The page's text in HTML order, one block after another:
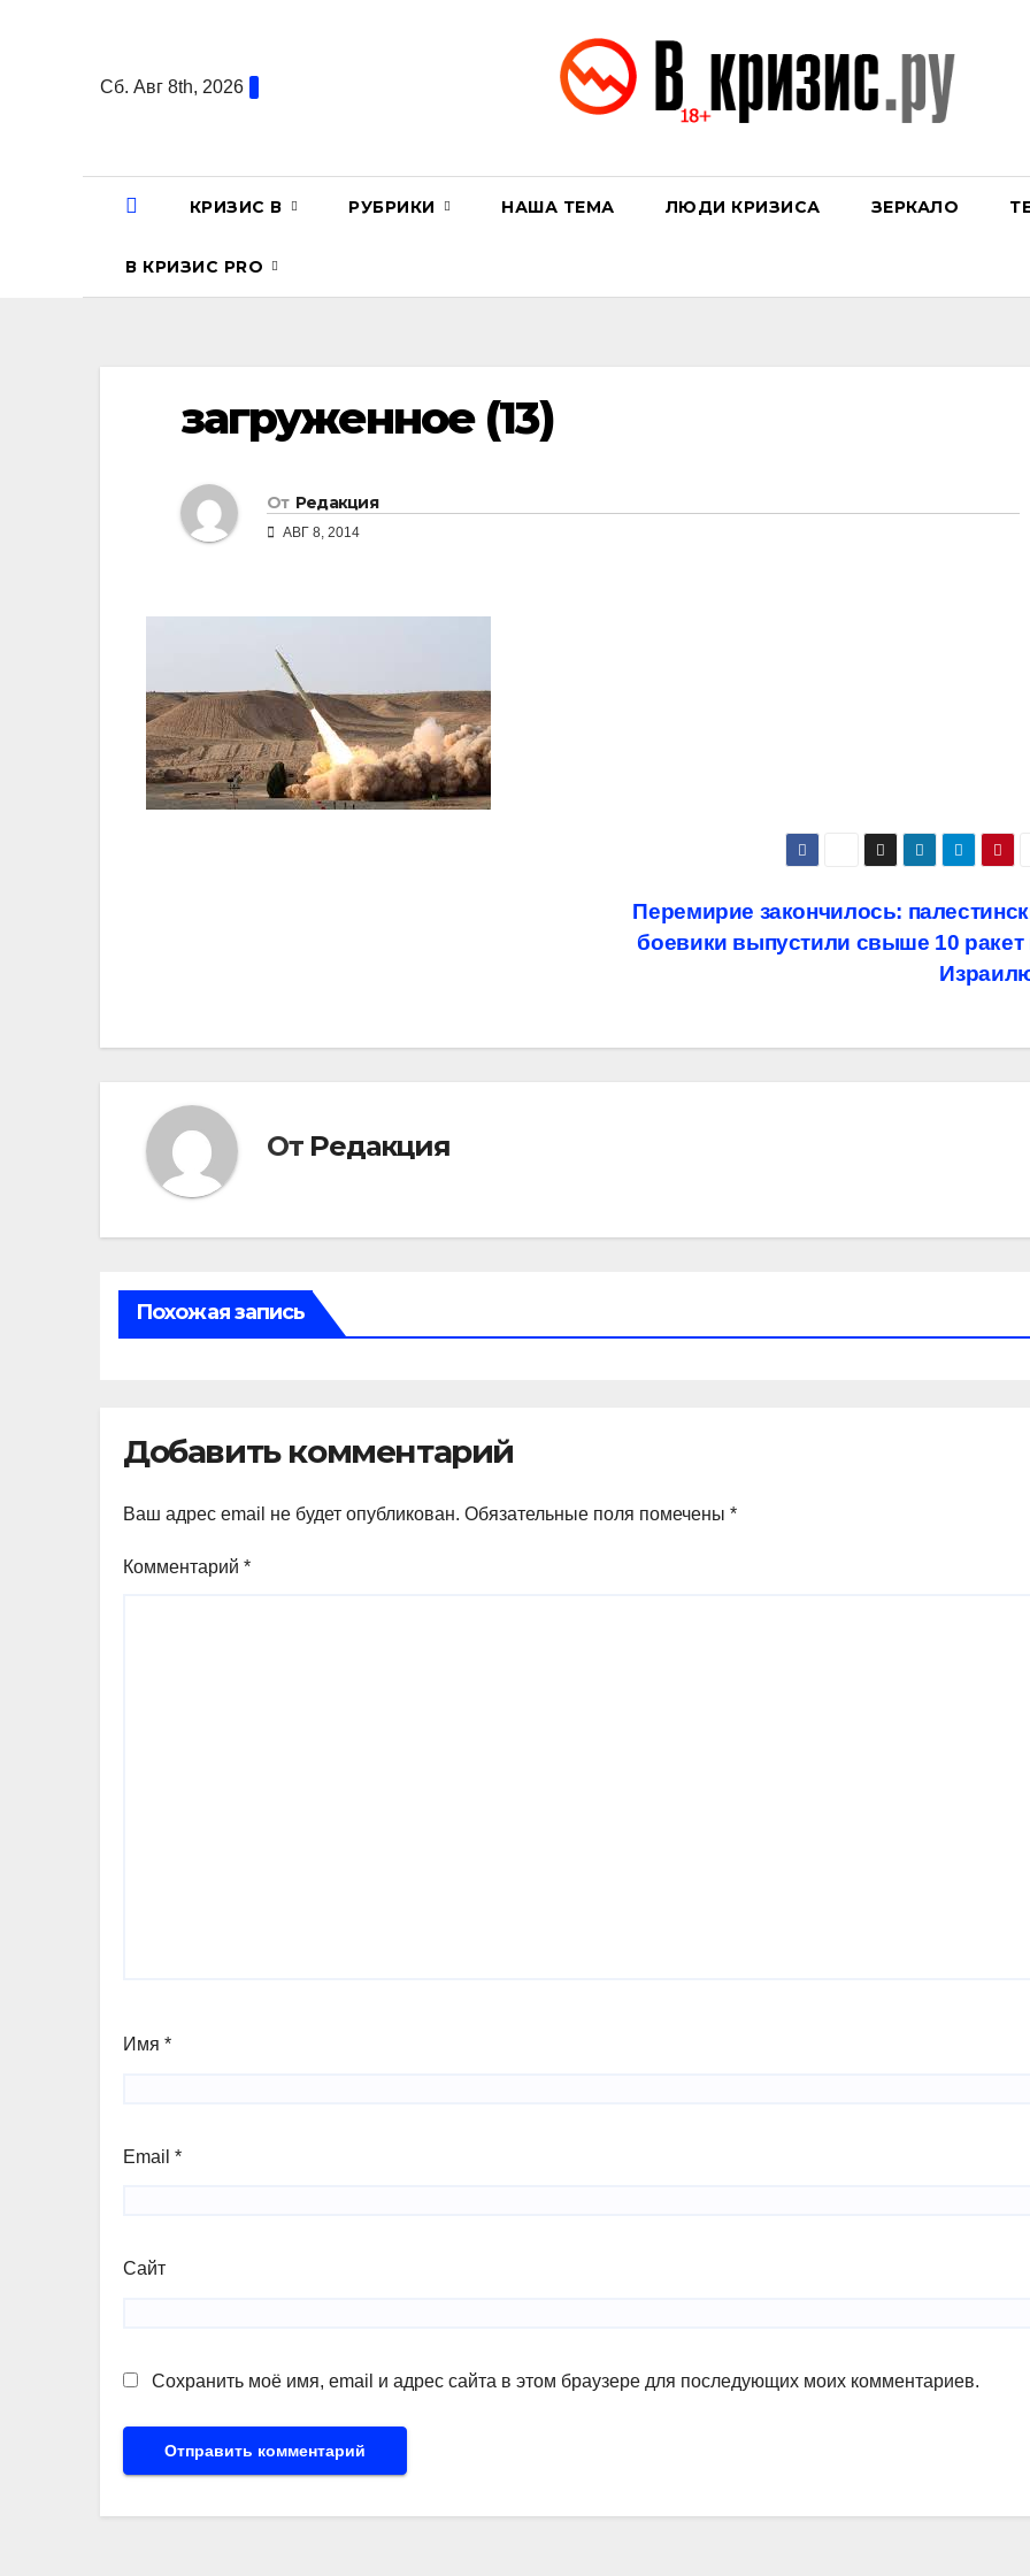
содержаниюСб. Авг 8th, 2026
КРИЗИС В РУБРИКИ НАША ТЕМА ЛЮДИ КРИЗИСА ЗЕРКАЛО
В КРИЗИС PRO
загруженное (13)
От Редакция
АВГ 8, 2014
Перемирие закончилось:
боевики выпустили свыше 10 ракет
От Редакция
Похожая запись
Добавить комментарий
Ваш адрес email не будет опубликован. Обязательные поля помечены *
Комментарий *
Имя *
Email *
Сайт
Сохранить моё имя, email и адрес сайта в этом браузере для последующих моих комментариев.